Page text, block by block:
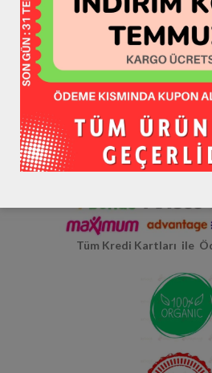
Hepsiburada >> HATAYBOOK <<
Hatay Yerli
Tüm Kredi